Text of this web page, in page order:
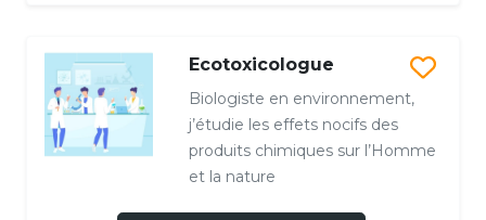
Ecotoxicologue
Biologiste en environnement,
j’étudie les effets nocifs des
produits chimiques sur l’Homme
et la nature